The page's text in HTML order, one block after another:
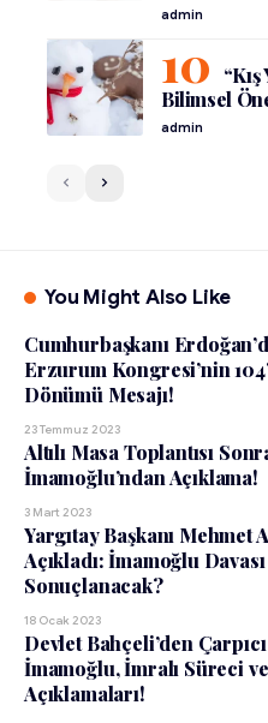
admin
Bilimsel
admin
You Might Also Like
Cumhurbaşkanı
Erzurum Kongresi’nin
Dönümü Mesajı!
23 Temmuz 2023
Altılı Masa Toplantısı
İmamoğlu’ndan Açıklama!
3 Mart 2023
Yargıtay Başkanı Mehmet
Açıkladı: İmamoğlu
Sonuçlanacak?
18 Ocak 2023
Devlet Bahçeli’den
İmamoğlu, İmralı Süreci
Açıklamaları!